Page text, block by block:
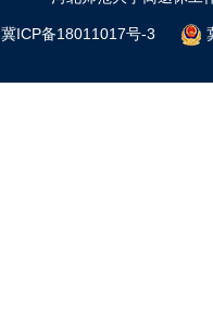
冀ICP备18011017号-3